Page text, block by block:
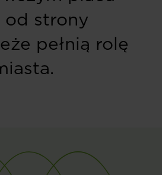
od strony
pełnią rolę